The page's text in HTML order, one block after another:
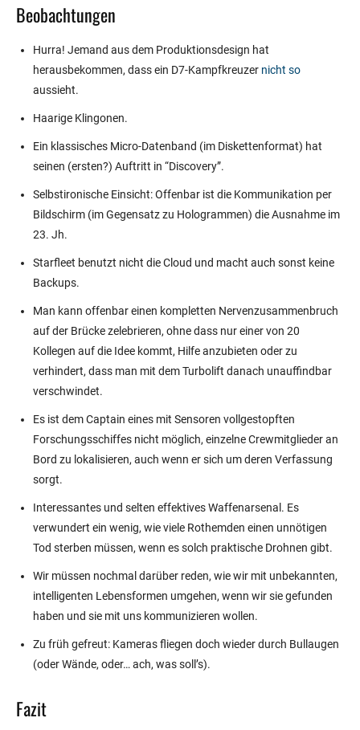
Beobachtungen
Hurra! Jemand aus dem Produktionsdesign hat
herausbekommen, dass ein D7-Kampfkreuzer nicht so
aussieht.
Haarige Klingonen.
Ein klassisches Micro-Datenband (im Diskettenformat) hat
seinen (ersten?) Auftritt in “Discovery”.
Selbstironische Einsicht: Offenbar ist die Kommunikation per
Bildschirm (im Gegensatz zu Hologrammen) die Ausnahme im
23. Jh.
Starfleet benutzt nicht die Cloud und macht auch sonst keine
Backups.
Man kann offenbar einen kompletten Nervenzusammenbruch
auf der Brücke zelebrieren, ohne dass nur einer von 20
Kollegen auf die Idee kommt, Hilfe anzubieten oder zu
verhindert, dass man mit dem Turbolift danach unauffindbar
verschwindet.
Es ist dem Captain eines mit Sensoren vollgestopften
Forschungsschiffes nicht möglich, einzelne Crewmitglieder an
Bord zu lokalisieren, auch wenn er sich um deren Verfassung
sorgt.
Interessantes und selten effektives Waffenarsenal. Es
verwundert ein wenig, wie viele Rothemden einen unnötigen
Tod sterben müssen, wenn es solch praktische Drohnen gibt.
Wir müssen nochmal darüber reden, wie wir mit unbekannten,
intelligenten Lebensformen umgehen, wenn wir sie gefunden
haben und sie mit uns kommunizieren wollen.
Zu früh gefreut: Kameras fliegen doch wieder durch Bullaugen
(oder Wände, oder… ach, was soll’s).
Fazit